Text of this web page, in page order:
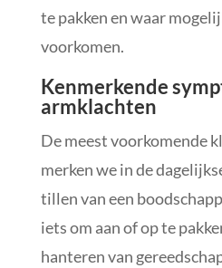
te pakken en waar
voorkomen.
Kenmerkende
armklachten
De meest voorkomende
merken we in de
tillen van een
iets om aan of op te
hanteren van